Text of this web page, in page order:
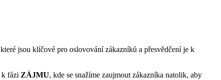
jsou klíčové pro oslovování zákazníků a přesvědčení je k
k fázi ZÁJMU, kde se snažíme zaujmout zákazníka natolik, aby